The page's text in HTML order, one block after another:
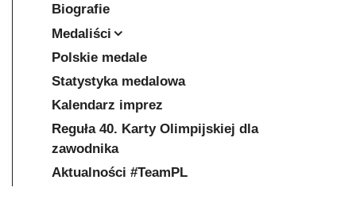
Biografie
Medaliści
Polskie medale
Statystyka medalowa
Kalendarz imprez
Reguła 40. Karty Olimpijskiej dla
zawodnika
Aktualności #TeamPL